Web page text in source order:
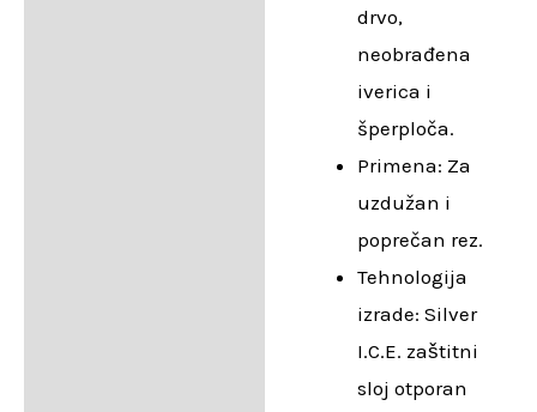
drvo,
neobrađena
iverica i
šperploča.
Primena: Za
uzdužan i
poprečan rez.
Tehnologija
izrade: Silver
I.C.E. zaštitni
sloj otporan